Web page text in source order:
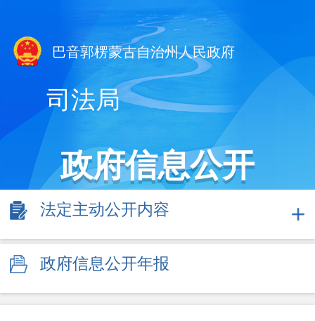
巴音郭楞蒙古自治州人民政府
司法局
政府信息公开
法定主动公开内容
政府信息公开年报